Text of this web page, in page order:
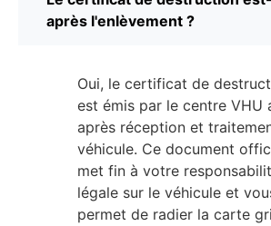
après l'enlèvement ?
Oui, le certificat de
est émis par le centre VHU
après réception et
véhicule. Ce document
met fin à votre
légale sur le véhicule et
permet de radier la carte